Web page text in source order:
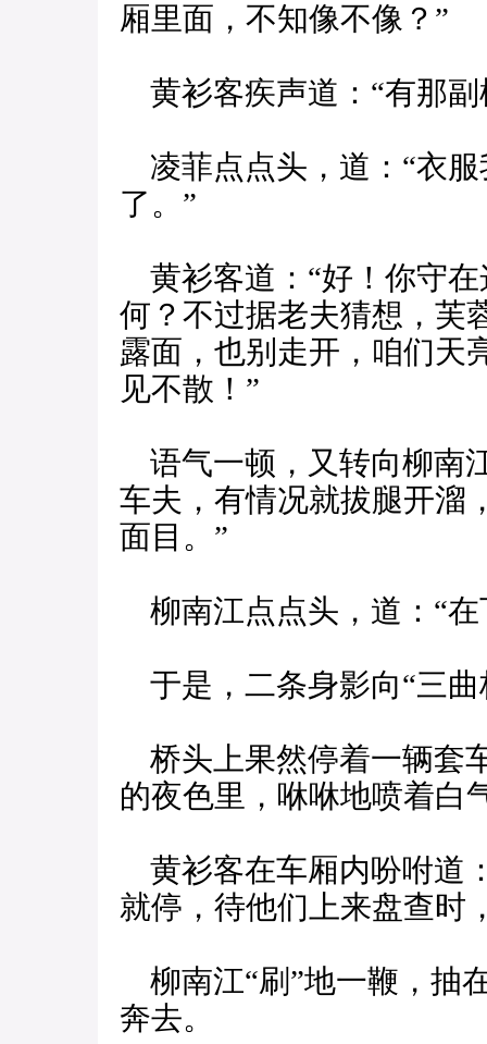
厢里面，不知像不像？”
黄衫客疾声道：“有那副
凌菲点点头，道：“衣服
了。”
黄衫客道：“好！你守
何？不过据老夫猜想，芙
露面，也别走开，咱们天
见不散！”
语气一顿，又转向柳南
车夫，有情况就拔腿开溜
面目。”
柳南江点点头，道：“在
于是，二条身影向“三曲
桥头上果然停着一辆套
的夜色里，咻咻地喷着白
黄衫客在车厢内吩咐道
就停，待他们上来盘查时
柳南江“刷”地一鞭，抽
奔去。